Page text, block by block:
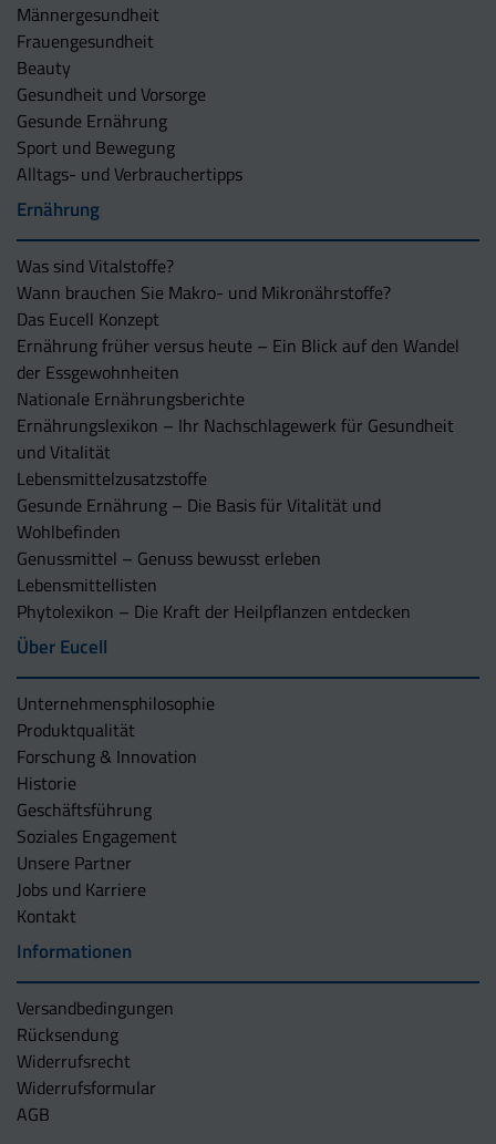
Männergesundheit
Frauengesundheit
Beauty
Gesundheit und Vorsorge
Gesunde Ernährung
Sport und Bewegung
Alltags- und Verbrauchertipps
Ernährung
Was sind Vitalstoffe?
Wann brauchen Sie Makro- und Mikronährstoffe?
Das Eucell Konzept
Ernährung früher versus heute – Ein Blick auf den Wandel
der Essgewohnheiten
Nationale Ernährungsberichte
Ernährungslexikon – Ihr Nachschlagewerk für Gesundheit
und Vitalität
Lebensmittelzusatzstoffe
Gesunde Ernährung – Die Basis für Vitalität und
Wohlbefinden
Genussmittel – Genuss bewusst erleben
Lebensmittellisten
Phytolexikon – Die Kraft der Heilpflanzen entdecken
Über Eucell
Unternehmens­philosophie
Produktqualität
Forschung & Innovation
Historie
Geschäftsführung
Soziales Engagement
Unsere Partner
Jobs und Karriere
Kontakt
Informationen
Versandbedingungen
Rücksendung
Widerrufsrecht
Widerrufsformular
AGB